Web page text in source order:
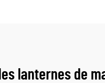
lanternes de